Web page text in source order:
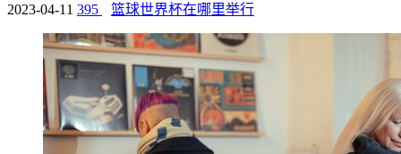
2023-04-11 395 篮球世界杯在哪里举行